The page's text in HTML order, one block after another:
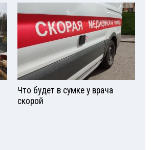
Что будет в сумке у врача
скорой